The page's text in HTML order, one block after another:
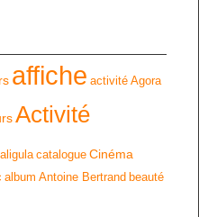
affiche activité Agora
Activité
catalogue Cinéma
album Antoine Bertrand beauté